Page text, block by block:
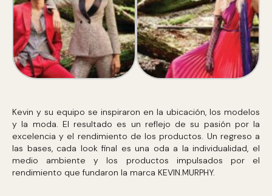
Kevin y su equipo se inspiraron en la ubicación, los modelos
y la moda. El resultado es un reflejo de su pasión por la
excelencia y el rendimiento de los productos. Un regreso a
las bases, cada look final es una oda a la individualidad, el
medio ambiente y los productos impulsados ​​por el
rendimiento que fundaron la marca KEVIN.MURPHY.